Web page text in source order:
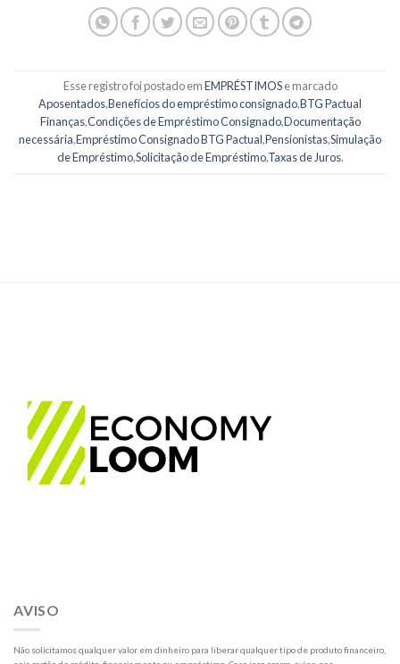
Esse registro foi postado emEMPRÉSTIMOSe marcado
Aposentados,Benefícios do empréstimo consignado,BTG Pactual
Finanças,Condições de Empréstimo Consignado,Documentação
necessária,Empréstimo Consignado BTG Pactual,Pensionistas,Simulação
de Empréstimo,Solicitação de Empréstimo,Taxas de Juros.
AVISO
Não solicitamos qualquer valor em dinheiro para liberar qualquer tipo de produto financeiro,